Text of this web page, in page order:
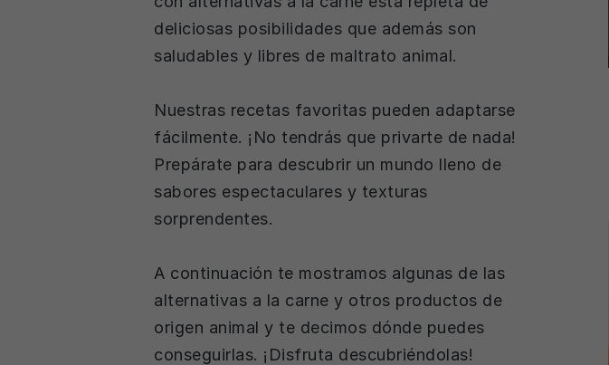
Opciones
deliciosas posibilidades que además son
saludables y libres de maltrato animal.
Nuestras recetas favoritas pueden adaptarse
fácilmente. ¡No tendrás que privarte de nada!
Prepárate para descubrir un mundo lleno de
sabores espectaculares y texturas
sorprendentes.
A continuación te mostramos algunas de las
alternativas a la carne y otros productos de
origen animal y te decimos dónde puedes
conseguirlas. ¡Disfruta descubriéndolas!